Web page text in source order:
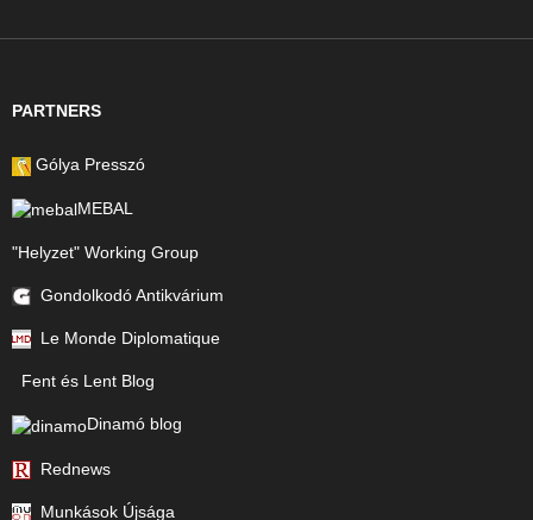
PARTNERS
Gólya Presszó
MEBAL
"Helyzet" Working Group
Gondolkodó Antikvárium
Le Monde Diplomatique
Fent és Lent Blog
Dinamó blog
Rednews
Munkások Újsága